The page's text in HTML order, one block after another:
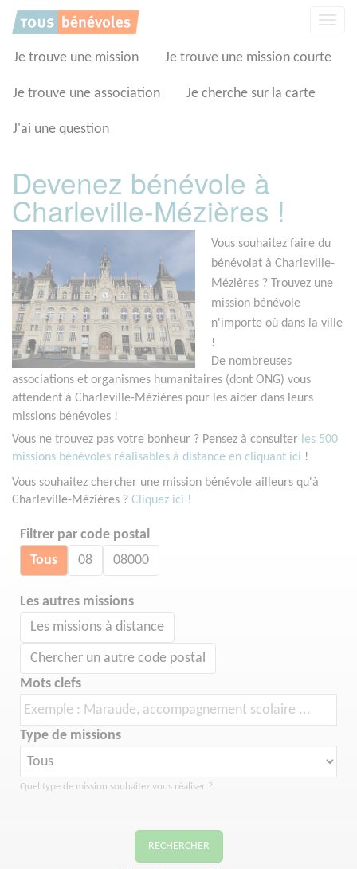
Je trouve une mission Je trouve une mission courte
Je trouve une association Je cherche sur la carte
J'ai une question
Devenez bénévole à
Charleville-Mézières !
Vous souhaitez faire du
bénévolat à Charleville-
Mézières ? Trouvez une
mission bénévole
n'importe où dans la ville
!
De nombreuses
associations et organismes humanitaires (dont ONG) vous
attendent à Charleville-Mézières pour les aider dans leurs
missions bénévoles !
Vous ne trouvez pas votre bonheur ? Pensez à consulter les 500
missions bénévoles réalisables à distance en cliquant ici !
Vous souhaitez chercher une mission bénévole ailleurs qu'à
Charleville-Mézières ? Cliquez ici !
Filtrer par code postal
Tous 08 08000
Les autres missions
Les missions à distance
Chercher un autre code postal
Mots clefs
Type de missions
Quel type de mission souhaitez vous réaliser ?
RECHERCHER
Panneau de gestion des cookies